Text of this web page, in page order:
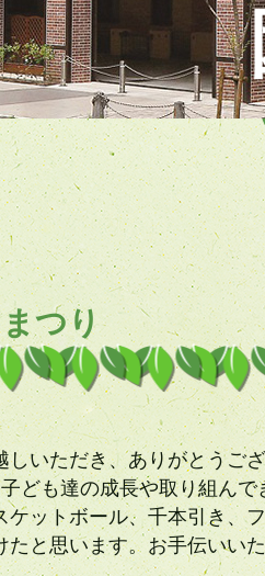
つり
いただき、ありがとうご
ども達の成長や取り組ん
ケットボール、千本引き、
たと思います。お手伝いい